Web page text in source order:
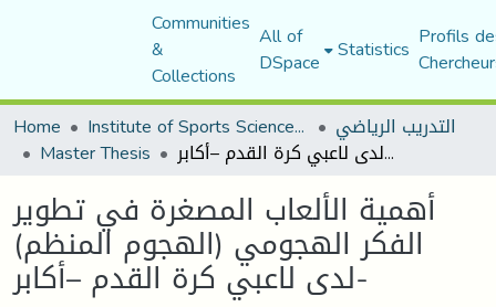
Communities
&
Collections
All of
DSpace Statistics Profils
Home
Institute of Sports Sciences and Techniques التدريب الرياضي
Master Thesis أهمية الألعاب المصغرة في تطوير الفكر الهجومي (الهجوم المنظم) لدى لاعبي كرة القدم –أكابر-
أهمية الألعاب المصغرة في تطوير
الفكر الهجومي (الهجوم المنظم)
لدى لاعبي كرة القدم –أكابر-